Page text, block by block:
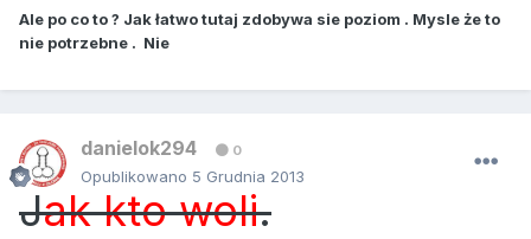
Ale po co to ? Jak łatwo tutaj zdobywa sie poziom . Mysle że to
nie potrzebne . Nie
danielok294 0
Opublikowano 5 Grudnia 2013
Jak kto woli.